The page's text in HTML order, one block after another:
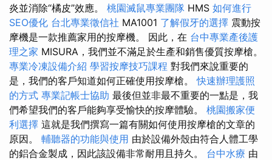
炎並消除“橘皮”效應。 桃園滅鼠專業團隊 HMS 如何進行
SEO優化 台北專業徵信社 MA1001 了解假牙的選擇 震動按
摩機是一款推薦家用的按摩機。 因此，在 台中專業產後護
理之家 MISURA，我們並不滿足於生產和銷售優質按摩槍。
專業冷凍設備介紹 學習按摩技巧課程 對我們來說重要的
是，我們的客戶知道如何正確使用按摩槍。快速辦理護照
的方式 專業記帳士協助 最後但並非最不重要的一點是，我
們希望我們的客戶能夠享受愉快的按摩體驗。 桃園搬家便
利選擇 這就是我們撰寫一篇有關如何使用按摩槍的文章的
原因。 輔聽器的功能與使用 由於設備外殼由符合人體工學
的鋁合金製成，因此該設備非常耐用且持久。 台中水療 由